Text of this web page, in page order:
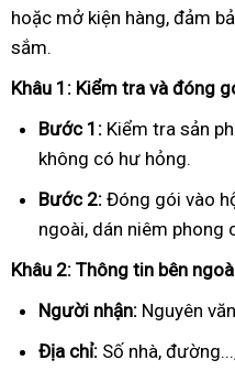
hoặc mở kiện hàng, đảm
sắm.
Khâu 1: Kiểm tra và đóng
Bước 1: Kiểm tra sản
không có hư hỏng.
Bước 2: Đóng gói vào
ngoài, dán niêm phong
Khâu 2: Thông tin bên
Người nhận: Nguyên
Địa chỉ: Số nhà,